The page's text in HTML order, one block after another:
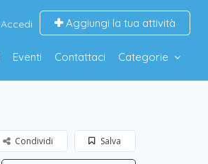
Accedi Aggiungi la tua attività
Eventi Contattaci Categorie
Salva
Condividi